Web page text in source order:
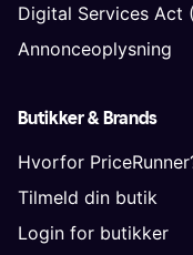
Digital Services Act
Annonceoplysning
Butikker & Brands
Hvorfor
Tilmeld din butik
Login for butikker